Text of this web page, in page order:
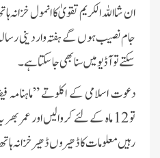
ان شا اللہ الکریم تقویٰ کا انمول
جام نصیب ہوں گے ہفتہ وار دینی
سکتے تو آڈیو میں سنا بھی جاسکتا ہے ۔
دعوت اسلامی کے اکلوتے ”ماہنامہ
تو 12 ماہ کے لئے کروالیں اور
رہیں معلومات کا ڈھیروں ڈھیر خزانہ